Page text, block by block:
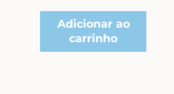
Adicionar ao
carrinho